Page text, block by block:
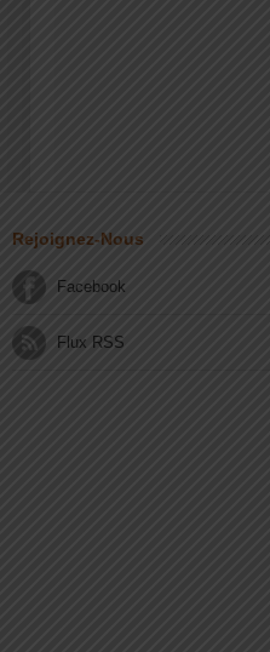
Rejoignez-Nous
Facebook
Flux RSS